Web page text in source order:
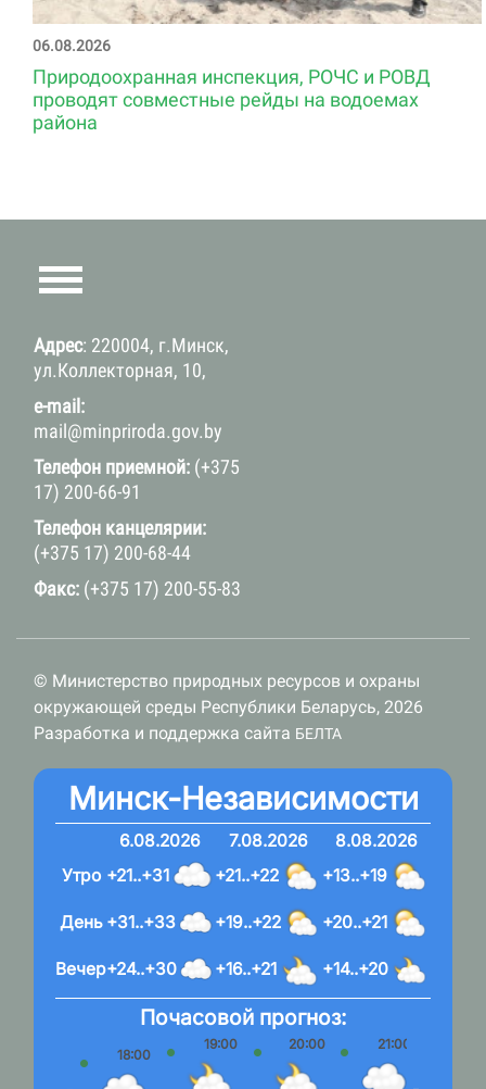
06.08.2026
Природоохранная инспекция, РОЧС и РОВД
проводят совместные рейды на водоемах
района
Адрес: 220004, г.Минск,
ул.Коллекторная, 10,
e-mail:
mail@minpriroda.gov.by
Телефон приемной: (+375
17) 200-66-91
Телефон канцелярии:
(+375 17) 200-68-44
Факс: (+375 17) 200-55-83
© Министерство природных ресурсов и охраны
окружающей среды Республики Беларусь, 2026
Разработка и поддержка сайта БЕЛТА
Минск-Независимости
6.08.2026
+21..+31
+31..+33
+24..+30
7.08.2026
+21..+22
+19..+22
+16..+21
8.08.2026
+13..+19
+20..+21
+14..+20
Вечер
День
Утро
Почасовой прогноз:
18:00
19:00 20:00 21:00